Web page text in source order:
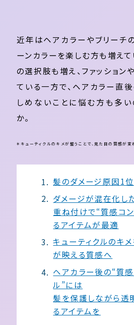
近年はヘアカラーやブリーチ
ーンカラーを楽しむ方も増えて
の選択肢も増え、ファッション
ている一方で、ヘアカラー直
しめないことに悩む方も多い
か。
＊キューティクルのキメが整うことで、見た目の質感が変
髪のダメージ原因1
ダメージが混在化し
重ね付けで“質感コ
るアイテムが最適
キューティクルのキ
が映える質感へ
ヘアカラー後の“質
ル”には
髪を保護しながら透
るアイテムを